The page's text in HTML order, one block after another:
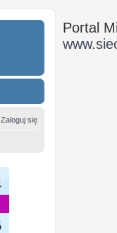
Zaloguj się
Portal